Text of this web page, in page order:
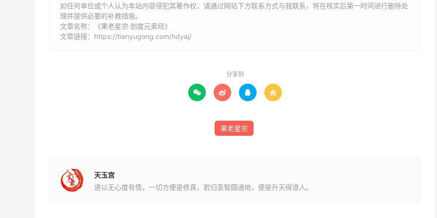
◆关前节后死，关后节前亡。
⊙限行满宫者为末关也，当此之时必死于本月节之前也。
⊙末关者即满宫满度是也，凡行此度者看算多少，若近一度一日死、二度二日死、三度三日死、四度即四日
死也。
如任何单位或个人认为本站内容侵犯其著作权，请通过网站下方联系方式与我联系​​，将在核实后第一时间进行删除处
理并提供必要的补救措施。
文章名称：《果老星宗·划度元奥经》
文章链接： https://tianyugong.com/hdyaj/
分享到
   
果老星宗
天玉宫
道以无心度有情，一切方便是修真，若归圣智圆通地，便是升天得道人。